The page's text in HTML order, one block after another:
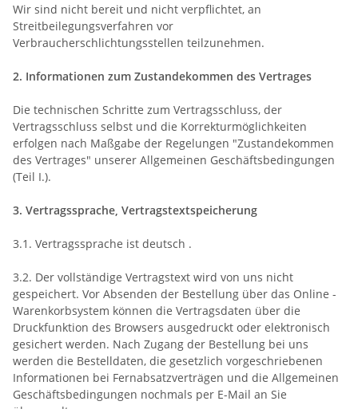
Wir sind nicht bereit und nicht verpflichtet, an
Streitbeilegungsverfahren vor
Verbraucherschlichtungsstellen teilzunehmen.
2. Informationen zum Zustandekommen des Vertrages
Die technischen Schritte zum Vertragsschluss, der
Vertragsschluss selbst und die Korrekturmöglichkeiten
erfolgen nach Maßgabe der Regelungen "Zustandekommen
des Vertrages" unserer Allgemeinen Geschäftsbedingungen
(Teil I.).
3. Vertragssprache, Vertragstextspeicherung
3.1. Vertragssprache ist deutsch .
3.2. Der vollständige Vertragstext wird von uns nicht
gespeichert. Vor Absenden der Bestellung über das Online -
Warenkorbsystem können die Vertragsdaten über die
Druckfunktion des Browsers ausgedruckt oder elektronisch
gesichert werden. Nach Zugang der Bestellung bei uns
werden die Bestelldaten, die gesetzlich vorgeschriebenen
Informationen bei Fernabsatzverträgen und die Allgemeinen
Geschäftsbedingungen nochmals per E-Mail an Sie